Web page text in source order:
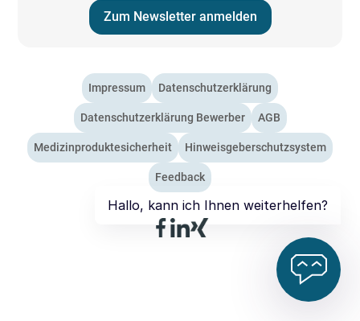
Zum Newsletter anmelden
Impressum Datenschutzerklärung
Datenschutzerklärung Bewerber AGB
Medizinproduktesicherheit Hinweisgeberschutzsystem
Feedback